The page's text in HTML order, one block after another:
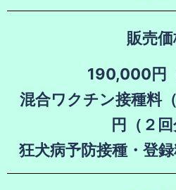
販売
190,000円
混合ワクチン接種料
円（２回
狂犬病予防接種・登